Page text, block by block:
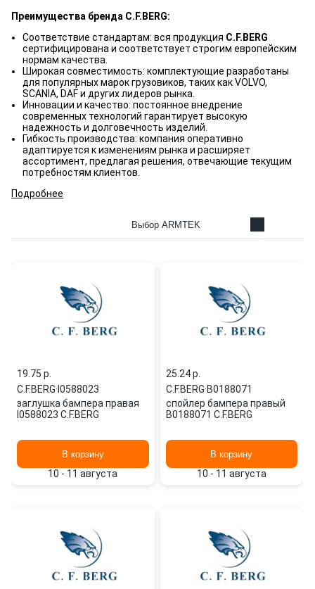
Преимущества бренда C.F.BERG:
Соответствие стандартам: вся продукция C.F.BERG
сертифицирована и соответствует строгим европейским
нормам качества.
Широкая совместимость: комплектующие разработаны
для популярных марок грузовиков, таких как VOLVO,
SCANIA, DAF и других лидеров рынка.
Инновации и качество: постоянное внедрение
современных технологий гарантирует высокую
надежность и долговечность изделий.
Гибкость производства: компания оперативно
адаптируется к изменениям рынка и расширяет
ассортимент, предлагая решения, отвечающие текущим
потребностям клиентов.
Подробнее
Выбор ARMTEK
19.75 p.
C.F.BERG· I0588023
заглушка бампера правая
I0588023 C.F.BERG
В корзину
10 - 11 августа
25.24 p.
C.F.BERG·B0188071
спойлер бампера правый
B0188071 C.F.BERG
В корзину
10 - 11 августа